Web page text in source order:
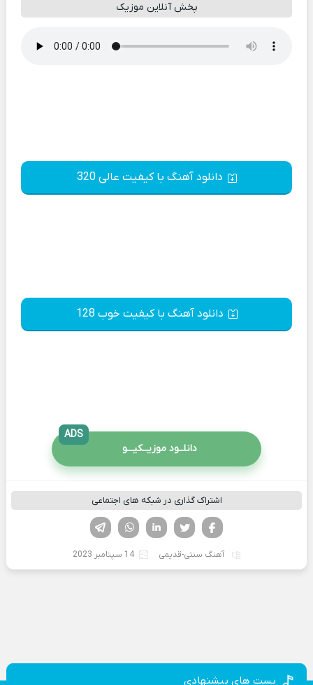
پخش آنلاین موزیک
دانلود آهنگ با کیفیت عالی 320
دانلود آهنگ با کیفیت خوب 128
دانلــود موزیــکیـــو
ADS
اشتراک گذاری در شبکه های اجتماعی
لینکدین تویتر
فیسوک
آهنگ سنتی-قدیمی 14 سپتامبر 2023
پست های پیشنهادی